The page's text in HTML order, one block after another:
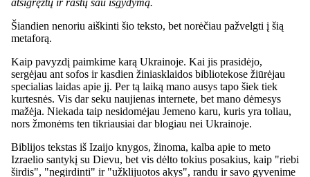
Šiandien nenoriu aiškinti šio teksto, bet norėčiau pažvelgti į šią
metaforą.
Kaip pavyzdį paimkime karą Ukrainoje. Kai jis prasidėjo,
sergėjau ant sofos ir kasdien žiniasklaidos bibliotekose žiūrėjau
specialias laidas apie jį. Per tą laiką mano ausys tapo šiek tiek
kurtesnės. Vis dar seku naujienas internete, bet mano dėmesys
mažėja. Niekada taip nesidomėjau Jemeno karu, kuris yra toliau,
nors žmonėms ten tikriausiai dar blogiau nei Ukrainoje.
Biblijos tekstas iš Izaijo knygos, žinoma, kalba apie to meto
Izraelio santykį su Dievu, bet vis dėlto tokius posakius, kaip "riebi
širdis", "negirdinti" ir "užklijuotos akys", randu ir savo gyvenime